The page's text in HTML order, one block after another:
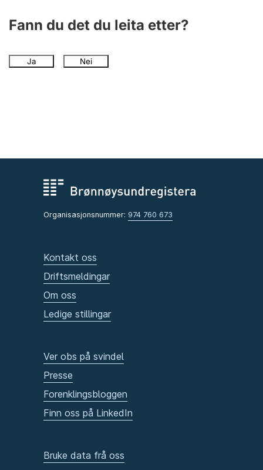
Fann du det du leita etter?
Ja Nei
Organisasjonsnummer: 974 760 673
Kontakt oss
Driftsmeldingar
Om oss
Ledige stillingar
Ver obs på svindel
Presse
Forenklingsbloggen
Finn oss på LinkedIn
Bruke data frå oss